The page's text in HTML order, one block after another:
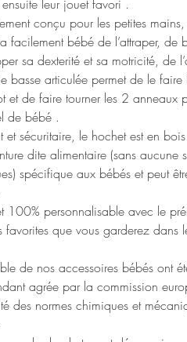
leur jouet favori .
conçu pour les petites
facilement bébé de l’attraper, de
sa dexterité et sa motricité, de
basse articulée permet de le
et de faire tourner les 2 anneaux
de bébé .
et sécuritaire, le hochet est en
dite alimentaire (sans aucune
spécifique aux bébés et peut
100% personnalisable avec le
favorites que vous garderez dans
de nos accessoires bébés ont
agrée par la commission
des normes chimiques et